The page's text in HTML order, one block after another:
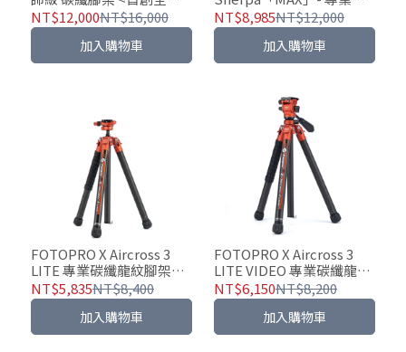
形適用>
NT$12,000NT$16,000
加入購物車
纖維探索系列腳架｜
sherpamax【贈迷你補光
NT$8,985NT$12,000
加入購物車
FOTOPRO X Aircross 3
LITE 專業碳纖龍紋腳架
【贈迷你補光燈】
NT$5,835NT$8,400
加入購物車
FOTOPRO X Aircross 3
LITE VIDEO 專業碳纖龍紋
腳架(影視版)【贈迷你補光
燈】
NT$6,150NT$8,200
加入購物車